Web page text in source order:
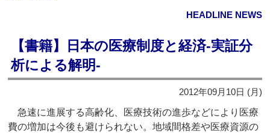
HEADLINE NEWS
【書籍】日本の医療制度と経済‐実証分
析による解明‐
2012年09月10日 (月)
急速に進展する高齢化、医療技術の進歩などにより医療
費の増加は今後も避けられない。地域間格差や医療資源の